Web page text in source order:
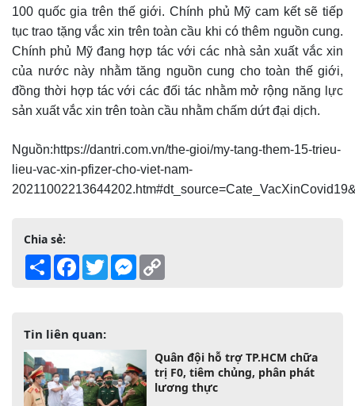
100 quốc gia trên thế giới. Chính phủ Mỹ cam kết sẽ tiếp
tục trao tặng vắc xin trên toàn cầu khi có thêm nguồn cung.
Chính phủ Mỹ đang hợp tác với các nhà sản xuất vắc xin
của nước này nhằm tăng nguồn cung cho toàn thế giới,
đồng thời hợp tác với các đối tác nhằm mở rộng năng lực
sản xuất vắc xin trên toàn cầu nhằm chấm dứt đại dịch.
Nguồn:https://dantri.com.vn/the-gioi/my-tang-them-15-trieu-
lieu-vac-xin-pfizer-cho-viet-nam-
Chia sẻ:
Share Facebook
TwitterMessenger
Tin liên quan:
Quân đội hỗ trợ TP.HCM chữa
trị F0, tiêm chủng, phân phát
lương thực